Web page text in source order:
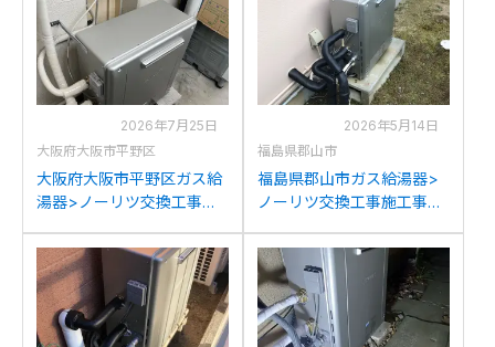
2026年7月25日
大阪府大阪市平野区
大阪府大阪市平野区ガス給
湯器>ノーリツ交換工事施
1628SAX-1からノーリツ
GT-C1672SAR BLへの交換
2026年5月14日
福島県郡山市
福島県郡山市ガス給湯器>
ノーリツ交換工事施工事
H2000AR-1からノーリツ
GT-C1672SAR BLへの交換